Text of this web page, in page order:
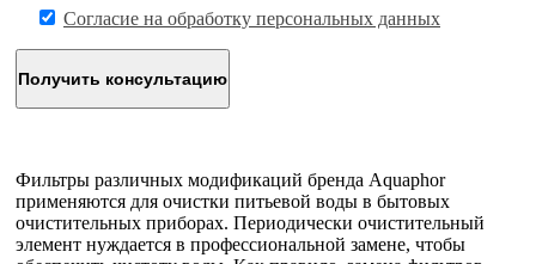
Согласие на обработку персональных данных
Фильтры различных модификаций бренда Aquaphor
применяются для очистки питьевой воды в бытовых
очистительных приборах. Периодически очистительный
элемент нуждается в профессиональной замене, чтобы